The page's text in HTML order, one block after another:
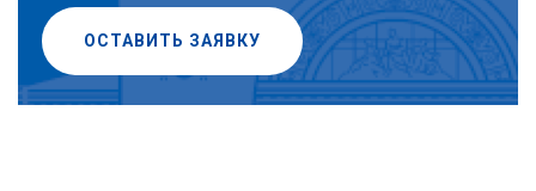
ОСТАВИТЬ ЗАЯВКУ